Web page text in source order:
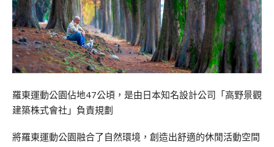
羅東運動公園佔地47公頃，是由日本知名設計公司「高野景觀
建築株式會社」負責規劃
將羅東運動公園融合了自然環境，創造出舒適的休閒活動空間